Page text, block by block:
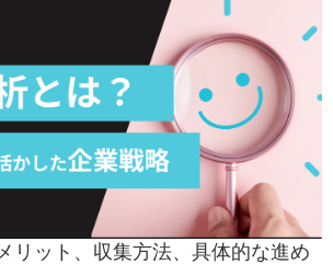
リット、収集方法、具体的な進め